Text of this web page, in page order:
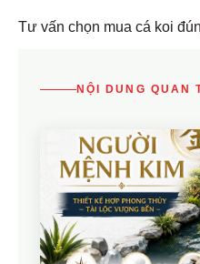
Tư vấn chọn mua cá koi
NỘI DUNG QUAN